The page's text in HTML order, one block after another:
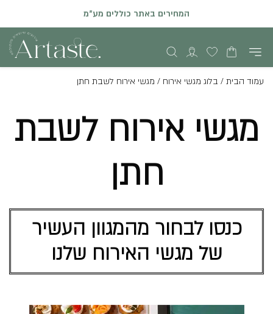
הזמנות און ליין באתר יתקבלו עד שני ימי עסקים קודם לאירוע
המחירים באתר כוללים מע"מ
עמוד הבית / בלוג מגשי אירוח / מגשי אירוח לשבת חתן
מגשי אירוח לשבת
חתן
כנסו לבחור מהמגוון העשיר
של מגשי האירוח שלנו